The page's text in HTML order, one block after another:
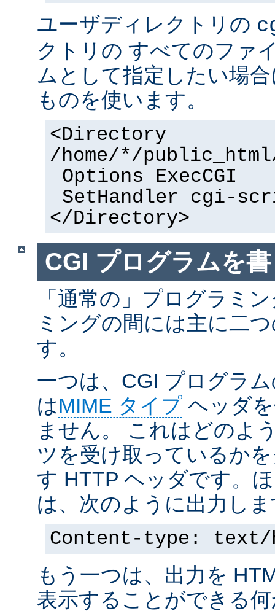
ユーザディレクトリの
クトリの すべてのファ
ムとして指定したい場
ものを使います。
<Directory
/home/*/
Options ExecCGI
SetHandler cgi-
</Directory>
CGI プログラムを
「通常の」プログラミ
ミングの間には主に二
す。
一つは、CGI プログラ
はMIME タイプ ヘッダ
ません。 これはどのよ
ツを受け取っているか
す HTTP ヘッダです。
は、次のように出力し
Content-type: text/
もう一つは、出力を
表示することができる